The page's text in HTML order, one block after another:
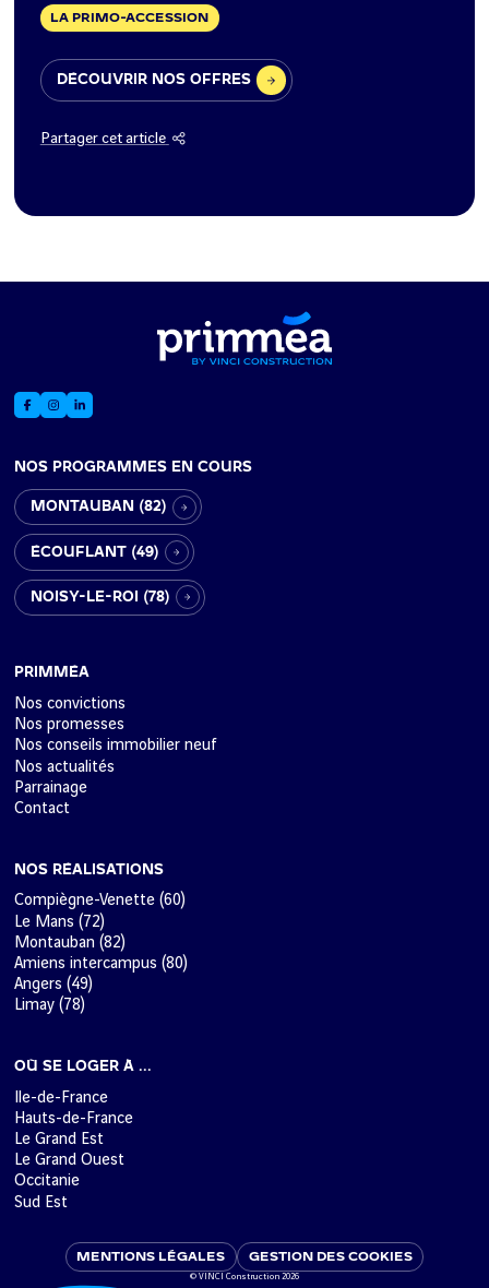
LA PRIMO-ACCESSION
DÉCOUVRIR NOS OFFRES
Partager cet article
NOS PROGRAMMES EN COURS
MONTAUBAN (82)
ÉCOUFLANT (49)
NOISY-LE-ROI (78)
PRIMMÉA
Nos convictions
Nos promesses
Nos conseils immobilier neuf
Nos actualités
Parrainage
Contact
NOS RÉALISATIONS
Compiègne-Venette (60)
Le Mans (72)
Montauban (82)
Amiens intercampus (80)
Angers (49)
Limay (78)
OÙ SE LOGER À ...
Ile-de-France
Hauts-de-France
Le Grand Est
Le Grand Ouest
Occitanie
Sud Est
MENTIONS LÉGALES GESTION DES COOKIES
© VINCI Construction 2026